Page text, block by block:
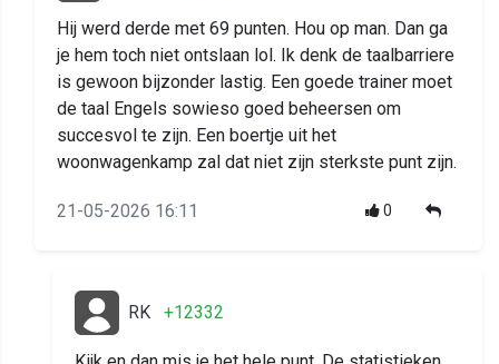
Hij werd derde met 69 punten. Hou op man. Dan ga
je hem toch niet ontslaan lol. Ik denk de taalbarriere
is gewoon bijzonder lastig. Een goede trainer moet
de taal Engels sowieso goed beheersen om
succesvol te zijn. Een boertje uit het
woonwagenkamp zal dat niet zijn sterkste punt zijn.
21-05-2026 16:11 0
RK +12332